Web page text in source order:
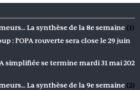
La synthèse de la 8e semaine (1)
: l’OPA rouverte sera close le 29 juin
simplifiée se termine mardi 31 mai 202
La synthèse de la 9e semaine (2)